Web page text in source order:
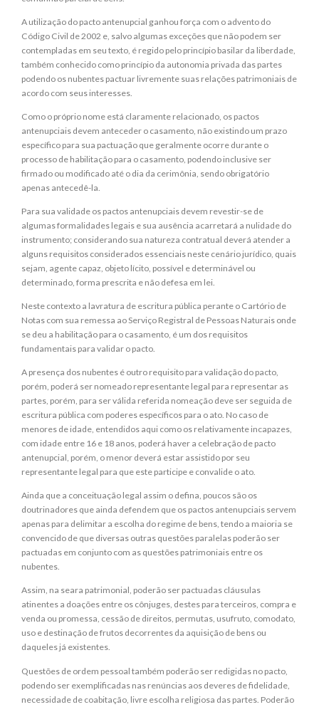
A utilização do pacto antenupcial ganhou força com o advento do
Código Civil de 2002 e, salvo algumas exceções que não podem ser
contempladas em seu texto, é regido pelo princípio basilar da liberdade,
também conhecido como princípio da autonomia privada das partes
podendo os nubentes pactuar livremente suas relações patrimoniais de
acordo com seus interesses.
Como o próprio nome está claramente relacionado, os pactos
antenupciais devem anteceder o casamento, não existindo um prazo
específico para sua pactuação que geralmente ocorre durante o
processo de habilitação para o casamento, podendo inclusive ser
firmado ou modificado até o dia da cerimônia, sendo obrigatório
apenas antecedê-la.
Para sua validade os pactos antenupciais devem revestir-se de
algumas formalidades legais e sua ausência acarretará a nulidade do
instrumento; considerando sua natureza contratual deverá atender a
alguns requisitos considerados essenciais neste cenário jurídico, quais
sejam, agente capaz, objeto lícito, possível e determinável ou
determinado, forma prescrita e não defesa em lei.
Neste contexto a lavratura de escritura pública perante o Cartório de
Notas com sua remessa ao Serviço Registral de Pessoas Naturais onde
se deu a habilitação para o casamento, é um dos requisitos
fundamentais para validar o pacto.
A presença dos nubentes é outro requisito para validação do pacto,
porém, poderá ser nomeado representante legal para representar as
partes, porém, para ser válida referida nomeação deve ser seguida de
escritura pública com poderes específicos para o ato. No caso de
menores de idade, entendidos aqui como os relativamente incapazes,
com idade entre 16 e 18 anos, poderá haver a celebração de pacto
antenupcial, porém, o menor deverá estar assistido por seu
representante legal para que este participe e convalide o ato.
Ainda que a conceituação legal assim o defina, poucos são os
doutrinadores que ainda defendem que os pactos antenupciais servem
apenas para delimitar a escolha do regime de bens, tendo a maioria se
convencido de que diversas outras questões paralelas poderão ser
pactuadas em conjunto com as questões patrimoniais entre os
nubentes.
Assim, na seara patrimonial, poderão ser pactuadas cláusulas
atinentes a doações entre os cônjuges, destes para terceiros, compra e
venda ou promessa, cessão de direitos, permutas, usufruto, comodato,
uso e destinação de frutos decorrentes da aquisição de bens ou
daqueles já existentes.
Questões de ordem pessoal também poderão ser redigidas no pacto,
podendo ser exemplificadas nas renúncias aos deveres de fidelidade,
necessidade de coabitação, livre escolha religiosa das partes. Poderão